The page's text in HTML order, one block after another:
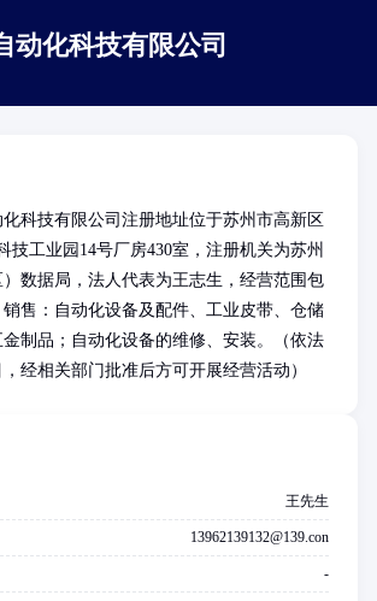
动化科技有限公司
科技有限公司注册地址位于苏州市高新区
技工业园14号厂房430室，注册机关为苏州
数据局，法人代表为王志生，经营范围包
售：自动化设备及配件、工业皮带、仓储
制品；自动化设备的维修、安装。（依法
经相关部门批准后方可开展经营活动）
王先生
13962139132@139.con
-